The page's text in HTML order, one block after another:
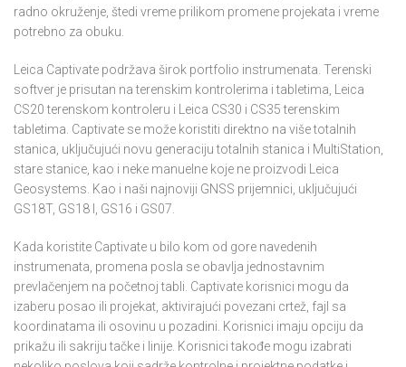
radno okruženje, štedi vreme prilikom promene projekata i vreme
potrebno za obuku.
Leica Captivate podržava širok portfolio instrumenata. Terenski
softver je prisutan na terenskim kontrolerima i tabletima, Leica
CS20 terenskom kontroleru i Leica CS30 i CS35 terenskim
tabletima. Captivate se može koristiti direktno na više totalnih
stanica, uključujući novu generaciju totalnih stanica i MultiStation,
stare stanice, kao i neke manuelne koje ne proizvodi Leica
Geosystems. Kao i naši najnoviji GNSS prijemnici, uključujući
GS18T, GS18 I, GS16 i GS07.
Kada koristite Captivate u bilo kom od gore navedenih
instrumenata, promena posla se obavlja jednostavnim
prevlačenjem na početnoj tabli. Captivate korisnici mogu da
izaberu posao ili projekat, aktivirajući povezani crtež, fajl sa
koordinatama ili osovinu u pozadini. Korisnici imaju opciju da
prikažu ili sakriju tačke i linije. Korisnici takođe mogu izabrati